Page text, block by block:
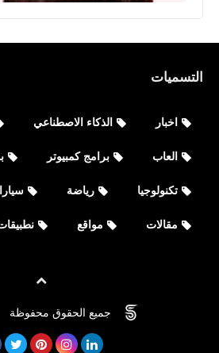
والايفون Game for Peace
التسميات
اخبار الذكاء الاصطناعي
العاب برامج كمبيوتر
تكنولوجيا رياضة
مقالات مواقع
جميع الحقوق محفوظة